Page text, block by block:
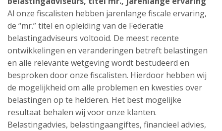
Al onze fiscalisten hebben jarenlange fiscale ervaring,
de “mr.” titel en opleiding van de Federatie
belastingadviseurs voltooid. De meest recente
ontwikkelingen en veranderingen betreft belastingen
en alle relevante wetgeving wordt bestudeerd en
besproken door onze fiscalisten. Hierdoor hebben wij
de mogelijkheid om alle problemen en kwesties over
belastingen op te helderen. Het best mogelijke
resultaat behalen wij voor onze klanten.
Belastingadvies, belastingaangiftes, financieel advies,